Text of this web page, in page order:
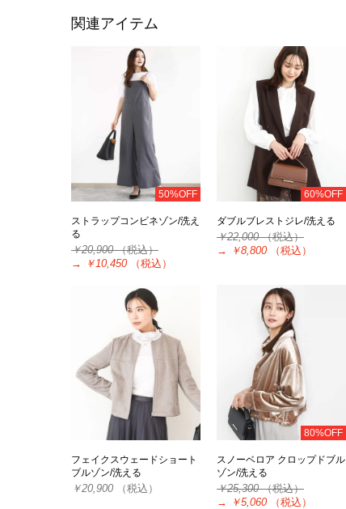
関連アイテム
50%OFF
ストラップコンビネゾン/洗え
る
￥20,900（税込）
→
￥10,450 （税込）
60%OFF
ダブルブレストジレ/洗える
￥22,000（税込）
→
￥8,800 （税込）
フェイクスウェードショート
ブルゾン/洗える
￥20,900 （税込）
80%OFF
スノーベロア クロップドブル
ゾン/洗える
￥25,300（税込）
→
￥5,060 （税込）